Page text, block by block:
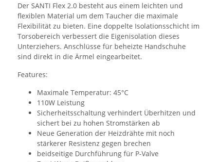
Der SANTI Flex 2.0 besteht aus einem leichten und
flexiblen Material um dem Taucher die maximale
Flexibilität zu bieten. Eine doppelte Isolationsschicht im
Torsobereich verbessert die Eigenisolation dieses
Unterziehers. Anschlüsse für beheizte Handschuhe
sind direkt in die Ärmel eingearbeitet.
Features:
Maximale Temperatur: 45°C
110W Leistung
Sicherheitsschaltung verhindert Überhitzen und
sichert bei zu hohen Stromstärken ab
Neue Generation der Heizdrähte mit noch
stärkerer Resistenz gegen brechen
beidseitige Durchführung für P-Valve